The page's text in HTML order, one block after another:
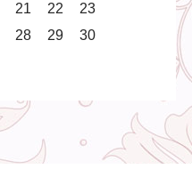
21 22
23
28 29
30